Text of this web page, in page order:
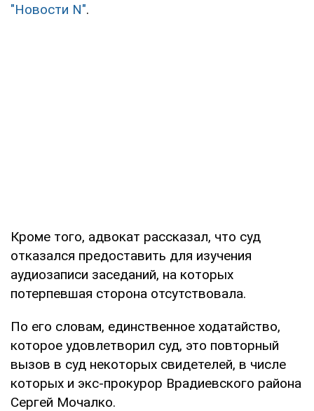
"Новости N".
Кроме того, адвокат рассказал, что суд
отказался предоставить для изучения
аудиозаписи заседаний, на которых
потерпевшая сторона отсутствовала.
По его словам, единственное ходатайство,
которое удовлетворил суд, это повторный
вызов в суд некоторых свидетелей, в числе
которых и экс-прокурор Врадиевского района
Сергей Мочалко.